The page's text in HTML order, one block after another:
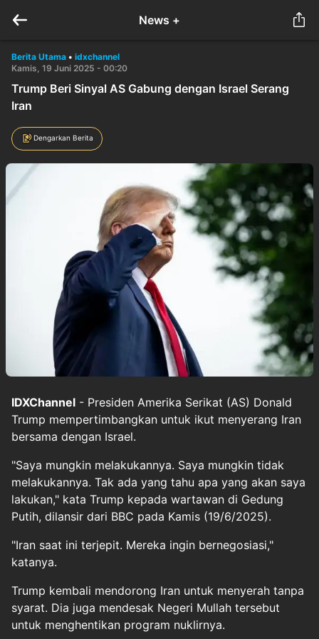
News +
Berita Utama • idxchannel
Kamis, 19 Juni 2025 - 00:20
Trump Beri Sinyal AS Gabung dengan Israel Serang
Iran
Dengarkan Berita
IDXChannel - Presiden Amerika Serikat (AS) Donald
Trump mempertimbangkan untuk ikut menyerang Iran
bersama dengan Israel.
"Saya mungkin melakukannya. Saya mungkin tidak
melakukannya. Tak ada yang tahu apa yang akan saya
lakukan," kata Trump kepada wartawan di Gedung
Putih, dilansir dari BBC pada Kamis (19/6/2025).
"Iran saat ini terjepit. Mereka ingin bernegosiasi,"
katanya.
Trump kembali mendorong Iran untuk menyerah tanpa
syarat. Dia juga mendesak Negeri Mullah tersebut
untuk menghentikan program nuklirnya.